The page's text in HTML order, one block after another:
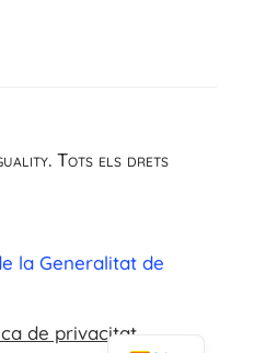
Tots els drets
la Generalitat de
de privacitat